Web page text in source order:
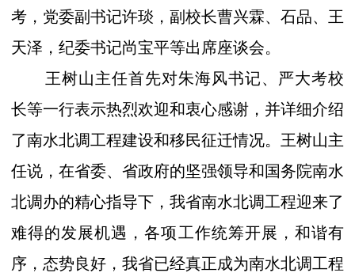
考，党委副书记许琰，副校长曹兴霖、石品、王
天泽，纪委书记尚宝平等出席座谈会。
王树山主任首先对朱海风书记、严大考校
长等一行表示热烈欢迎和衷心感谢，并详细介绍
了南水北调工程建设和移民征迁情况。王树山主
任说， 在省委、省政府的坚强领导和国务院南水
北调办的精心指导下，我省南水北调工程迎来了
难得的发展机遇，各项工作统筹开展，和谐有
序，态势良好，我省已经真正成为南水北调工程